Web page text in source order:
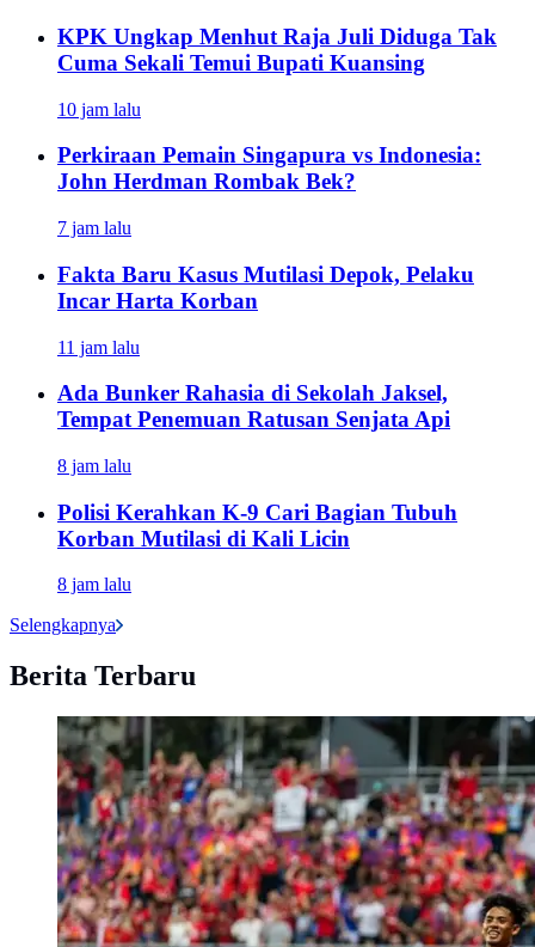
KPK Ungkap Menhut Raja Juli Diduga Tak
Cuma Sekali Temui Bupati Kuansing
10 jam lalu
Perkiraan Pemain Singapura vs Indonesia:
John Herdman Rombak Bek?
7 jam lalu
Fakta Baru Kasus Mutilasi Depok, Pelaku
Incar Harta Korban
11 jam lalu
Ada Bunker Rahasia di Sekolah Jaksel,
Tempat Penemuan Ratusan Senjata Api
8 jam lalu
Polisi Kerahkan K-9 Cari Bagian Tubuh
Korban Mutilasi di Kali Licin
8 jam lalu
Selengkapnya
Berita Terbaru